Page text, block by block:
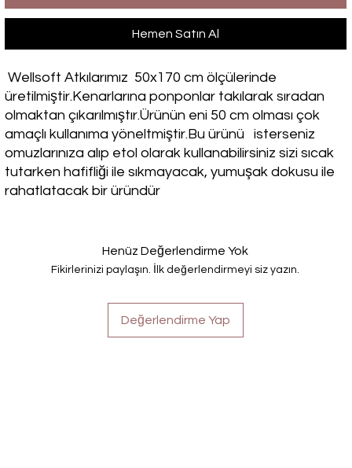
Hemen Satın Al
Wellsoft Atkılarımız 50x170 cm ölçülerinde
üretilmiştir.Kenarlarına ponponlar takılarak sıradan
olmaktan çıkarılmıştır.Ürünün eni 50 cm olması çok
amaçlı kullanıma yöneltmiştir.Bu ürünü isterseniz
omuzlarınıza alıp etol olarak kullanabilirsiniz sizi sıcak
tutarken hafifliği ile sıkmayacak, yumuşak dokusu ile
rahatlatacak bir üründür
Henüz Değerlendirme Yok
Fikirlerinizi paylaşın. İlk değerlendirmeyi siz yazın.
Değerlendirme Yap